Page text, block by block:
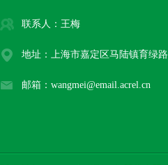
联系人：王梅
地址：上海市嘉定区马陆镇育绿
邮箱：wangmei@email.acrel.cn